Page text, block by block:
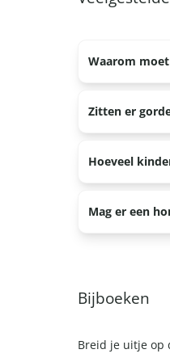
Waarom
We willen dat
Zitten er
Ja, er zitten
Hoeveel
Er kunnen
Mag er een
Ja, er
hond wil niet
gebruik van de
Bijboeken
Breid je uitje op